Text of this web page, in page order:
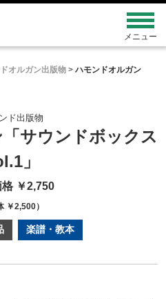
オルガン出版物 > ハモンドオルガン
ド出版物
「サウンドボックス
」
￥2,750
￥2,500）
楽譜・教本